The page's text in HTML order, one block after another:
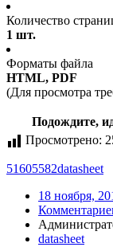
Количество
1 шт.
Форматы файла
HTML, PDF
(Для просмотра
Подождите,
Просмотрено:
51605582datasheet
18 ноября,
datasheet